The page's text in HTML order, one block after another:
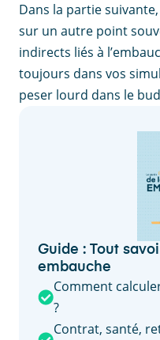
Dans la partie
sur un autre point
indirects liés à
toujours dans vos
peser lourd dans le
Guide : Tout
embauche
Comment
?
Contrat, santé,